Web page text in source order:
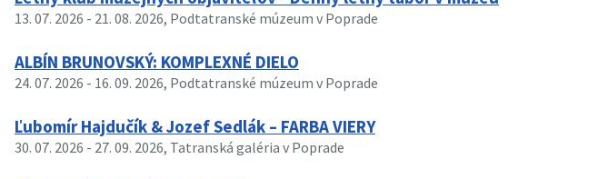
13. 07. 2026 - 21. 08. 2026, Podtatranské múzeum v Poprade
ALBÍN BRUNOVSKÝ: KOMPLEXNÉ DIELO
24. 07. 2026 - 16. 09. 2026, Podtatranské múzeum v Poprade
Ľubomír Hajdučík & Jozef Sedlák – FARBA VIERY
30. 07. 2026 - 27. 09. 2026, Tatranská galéria v Poprade